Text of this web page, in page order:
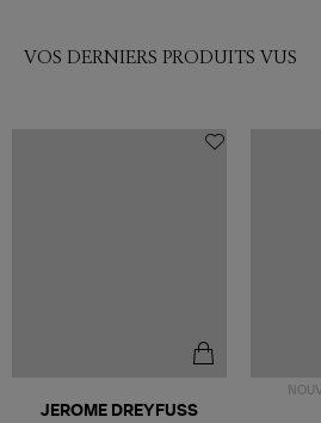
VOS DERNIERS PRODUITS VUS
JEROME DREYFUSS